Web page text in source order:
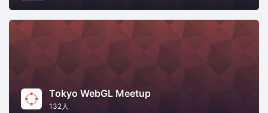
Tokyo WebGL Meetup
132人